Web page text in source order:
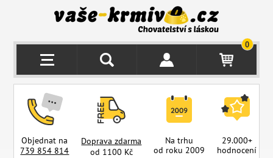
0
Objednat na
739 854 814
Doprava zdarma
od 1100 Kč
Na trhu
od roku 2009
29.000+
hodnocení